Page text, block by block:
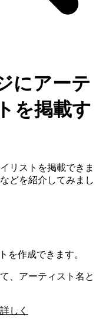
にアーテ
を掲載す
リストを掲載できま
どを紹介してみまし
を作成できます。
、アーティスト名と
しく